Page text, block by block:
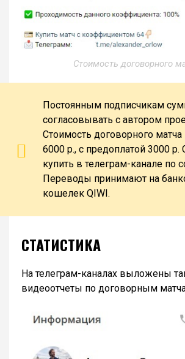
Стоимость договорного
Постоянным подписчикам
согласовывать с автором
Стоимость договорного
6000 р., с предоплатой 3000
купить в телеграм-канале по
Переводы принимают на
кошелек QIWI.
СТАТИСТИКА
На телеграм-каналах выложены
видеоотчеты по договорным